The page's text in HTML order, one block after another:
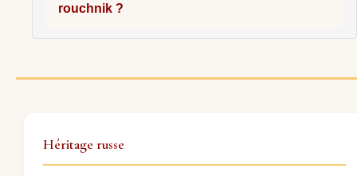
rouchnik ?
Héritage russe